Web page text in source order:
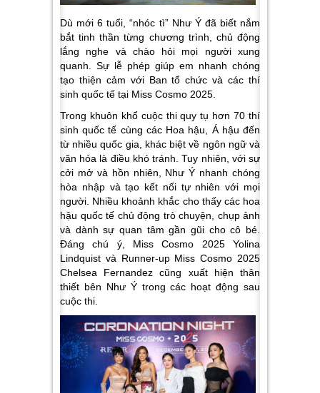
Dù mới 6 tuổi, “nhóc tì” Như Ý đã biết nắm
bắt tinh thần từng chương trình, chủ động
lắng nghe và chào hỏi mọi người xung
quanh. Sự lễ phép giúp em nhanh chóng
tạo thiện cảm với Ban tổ chức và các thí
sinh quốc tế tại Miss Cosmo 2025.
Trong khuôn khổ cuộc thi quy tụ hơn 70 thí
sinh quốc tế cùng các Hoa hậu, Á hậu đến
từ nhiều quốc gia, khác biệt về ngôn ngữ và
văn hóa là điều khó tránh. Tuy nhiên, với sự
cởi mở và hồn nhiên, Như Ý nhanh chóng
hòa nhập và tạo kết nối tự nhiên với mọi
người. Nhiều khoảnh khắc cho thấy các hoa
hậu quốc tế chủ động trò chuyện, chụp ảnh
và dành sự quan tâm gần gũi cho cô bé.
Đáng chú ý, Miss Cosmo 2025 Yolina
Lindquist và Runner-up Miss Cosmo 2025
Chelsea Fernandez cũng xuất hiện thân
thiết bên Như Ý trong các hoạt động sau
cuộc thi.